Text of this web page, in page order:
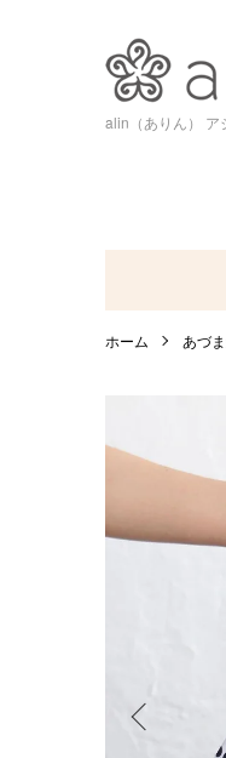
alin（ありん） ア
ホーム あづ